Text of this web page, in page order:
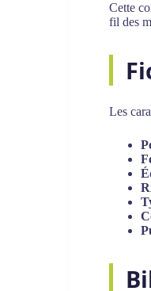
Cette
fil des
Les